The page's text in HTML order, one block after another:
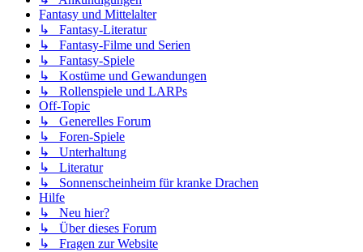
Fantasy und Mittelalter
↳ Fantasy-Literatur
↳ Fantasy-Filme und Serien
↳ Fantasy-Spiele
↳ Kostüme und Gewandungen
↳ Rollenspiele und LARPs
Off-Topic
↳ Generelles Forum
↳ Foren-Spiele
↳ Unterhaltung
↳ Literatur
↳ Sonnenscheinheim für kranke Drachen
Hilfe
↳ Neu hier?
↳ Über dieses Forum
↳ Fragen zur Website